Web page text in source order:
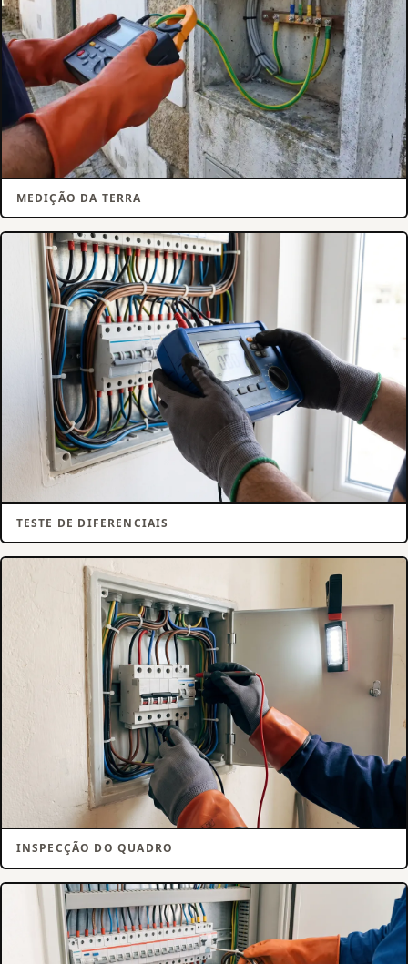
MEDIÇÃO DA TERRA
TESTE DE DIFERENCIAIS
INSPECÇÃO DO QUADRO